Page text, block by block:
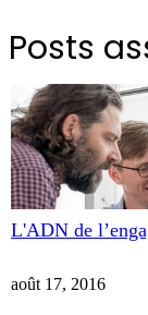
Posts
L'ADN de
août 17, 2016